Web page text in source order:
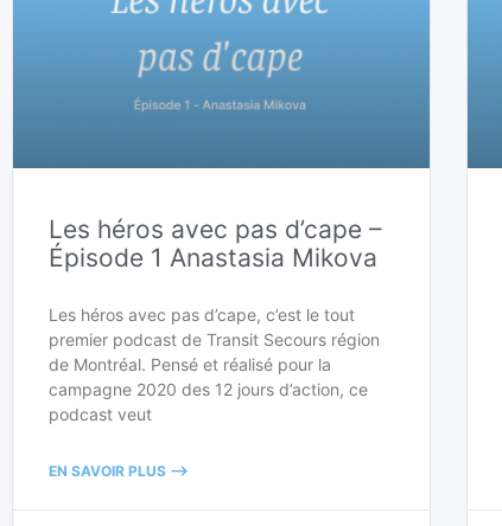
Les héros avec pas d’cape –
Épisode 1 Anastasia Mikova
Les héros avec pas d’cape, c’est le tout
premier podcast de Transit Secours région
de Montréal. Pensé et réalisé pour la
campagne 2020 des 12 jours d’action, ce
podcast veut
EN SAVOIR PLUS -->